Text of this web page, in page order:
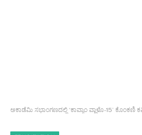
ಅಕಾಡೆಮಿ ಸಭಾಂಗಣದಲ್ಲಿ ‘ಕಾವ್ಯಾಂ ವ್ಹಾಳೊ-15’ ಕೊಂಕಣಿ